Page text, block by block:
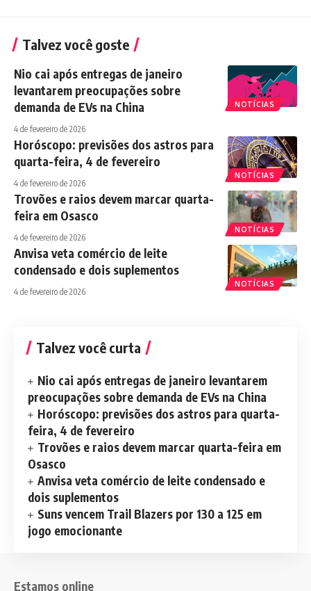
Talvez você goste
NOTÍCIAS
Nio cai após entregas de janeiro
levantarem preocupações sobre
demanda de EVs na China
4 de fevereiro de 2026
NOTÍCIAS
Horóscopo: previsões dos astros para
quarta-feira, 4 de fevereiro
4 de fevereiro de 2026
NOTÍCIAS
Trovões e raios devem marcar quarta-
feira em Osasco
4 de fevereiro de 2026
NOTÍCIAS
Anvisa veta comércio de leite
condensado e dois suplementos
4 de fevereiro de 2026
Talvez você curta
Nio cai após entregas de janeiro levantarem
preocupações sobre demanda de EVs na China
Horóscopo: previsões dos astros para quarta-
feira, 4 de fevereiro
Trovões e raios devem marcar quarta-feira em
Osasco
Anvisa veta comércio de leite condensado e
dois suplementos
Suns vencem Trail Blazers por 130 a 125 em
jogo emocionante
Estamos online